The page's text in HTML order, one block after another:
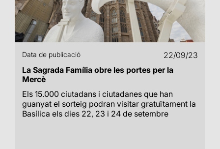
Data de publicació
22/09/23
La Sagrada Família obre les portes per la
Mercè
Els 15.000 ciutadans i ciutadanes que han
guanyat el sorteig podran visitar gratuïtament la
Basílica els dies 22, 23 i 24 de setembre